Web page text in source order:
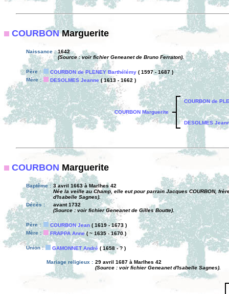
COURBONMarguerite
Naissance : 1642
(Source : voir fichier Geneanet de Bruno Ferraton).
Père : COURBON de PLENEY Barthélémy ( 1597 - 1687 )
Mère :
DESOLMES Jeanne( 1613 - 1662 )
COURBON Marguerite
COURBON de
DESOLMES
COURBON Marguerite
Baptême : 3 avril 1663 à Marlhes 42
Née la veille au Champ, elle eut pour parrain Jacques COURBON,
d'Isabelle Sagnes).
Décès :
avant 1732
(Source : voir fichier Geneanet de Gilles Boutte).
Père : COURBON Jean ( 1619 - 1673 )
Mère :
FRAPPA Anne( ~ 1635 - 1670 )
Union : GAMONNET André ( 1658 - ? )
Mariage religieux : 29 avril 1687 à Marlhes 42
(Source : voir fichier Geneanet d'Isabelle Sagnes).